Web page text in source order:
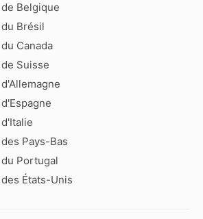
Belgique
Brésil
Canada
Suisse
Pays-Bas
Portugal
États-Unis